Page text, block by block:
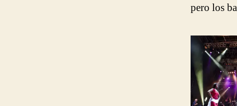
pero los